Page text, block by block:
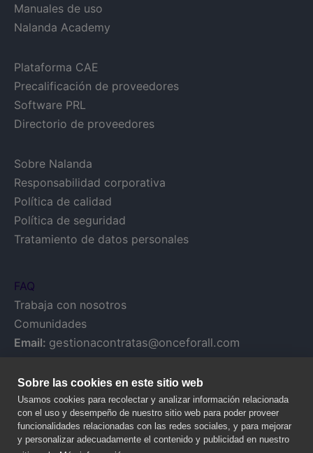
Manuales de uso
Nalanda Academy
Plataforma CAE
Precalificación de proveedores
Software PRL
Directorio de proveedores
Sobre Nalanda
Responsabilidad corporativa
Política de calidad
Política de seguridad
Tratamiento de datos personales
FAQ
Trabaja con nosotros
Comunidades
Email: gestionacontratas@onceforall.com
Sobre las cookies en este sitio web
Usamos cookies para recolectar y analizar información relacionada
con el uso y desempeño de nuestro sitio web para poder proveer
funcionalidades relacionadas con las redes sociales, y para mejorar
y personalizar adecuadamente el contenido y publicidad en nuestro